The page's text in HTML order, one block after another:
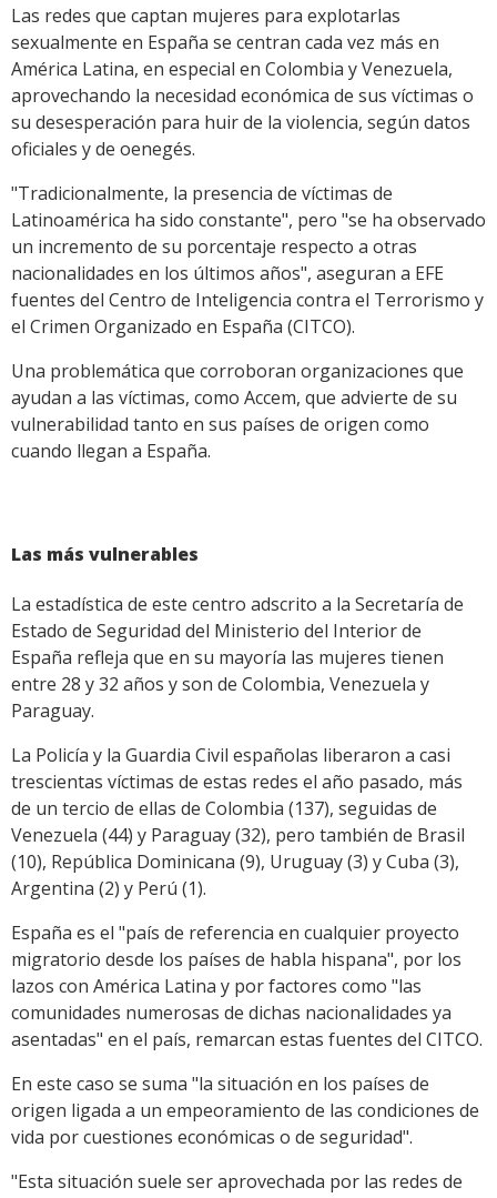
Link
Las redes que captan mujeres para explotarlas
sexualmente en España se centran cada vez más en
América Latina, en especial en Colombia y Venezuela,
aprovechando la necesidad económica de sus víctimas o
su desesperación para huir de la violencia, según datos
oficiales y de oenegés.
"Tradicionalmente, la presencia de víctimas de
Latinoamérica ha sido constante", pero "se ha observado
un incremento de su porcentaje respecto a otras
nacionalidades en los últimos años", aseguran a EFE
fuentes del Centro de Inteligencia contra el Terrorismo y
el Crimen Organizado en España (CITCO).
Una problemática que corroboran organizaciones que
ayudan a las víctimas, como Accem, que advierte de su
vulnerabilidad tanto en sus países de origen como
cuando llegan a España.
Las más vulnerables
La estadística de este centro adscrito a la Secretaría de
Estado de Seguridad del Ministerio del Interior de
España refleja que en su mayoría las mujeres tienen
entre 28 y 32 años y son de Colombia, Venezuela y
Paraguay.
La Policía y la Guardia Civil españolas liberaron a casi
trescientas víctimas de estas redes el año pasado, más
de un tercio de ellas de Colombia (137), seguidas de
Venezuela (44) y Paraguay (32), pero también de Brasil
(10), República Dominicana (9), Uruguay (3) y Cuba (3),
Argentina (2) y Perú (1).
España es el "país de referencia en cualquier proyecto
migratorio desde los países de habla hispana", por los
lazos con América Latina y por factores como "las
comunidades numerosas de dichas nacionalidades ya
asentadas" en el país, remarcan estas fuentes del CITCO.
En este caso se suma "la situación en los países de
origen ligada a un empeoramiento de las condiciones de
vida por cuestiones económicas o de seguridad".
"Esta situación suele ser aprovechada por las redes de